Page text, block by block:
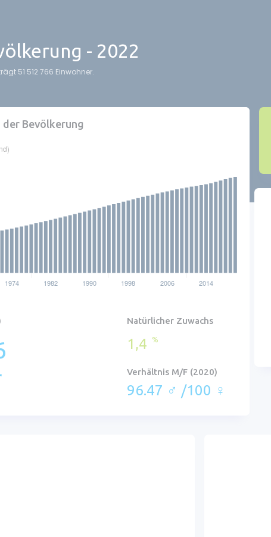
- 2022
51 512 766 Einwohner.
Bevölkerung
Natürlicher Zuwachs
1,4 %
Verhältnis M/F (2020)
96.47 ♂ /100 ♀